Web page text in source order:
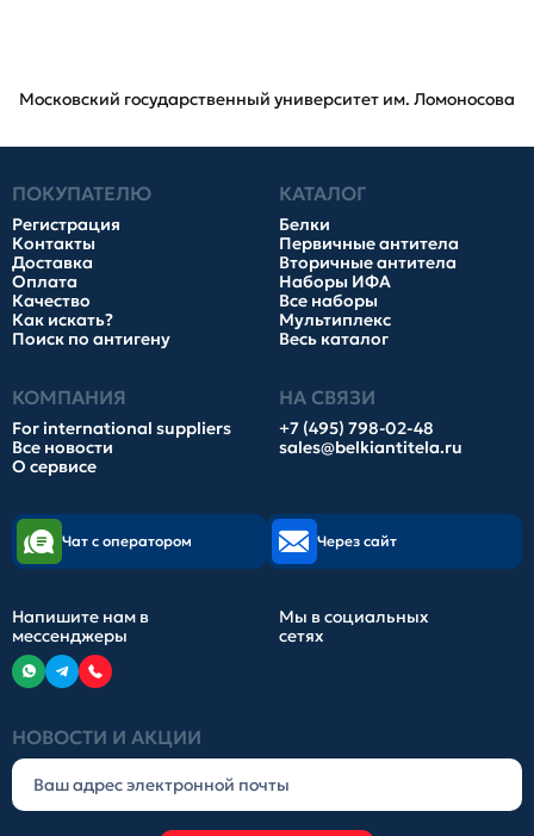
Московский государственный университет им. Ломоносова
ПОКУПАТЕЛЮ
Регистрация
Контакты
Доставка
Оплата
Качество
Как искать?
Поиск по антигену
КАТАЛОГ
Белки
Первичные антитела
Вторичные антитела
Наборы ИФА
Все наборы
Мультиплекс
Весь каталог
КОМПАНИЯ
For international suppliers
Все новости
О сервисе
НА СВЯЗИ
+7 (495) 798-02-48
sales@belkiantitela.ru
НОВОСТИ И АКЦИИ
Чат с оператором Через сайт
Напишите нам в
мессенджеры
Мы в социальных
сетях